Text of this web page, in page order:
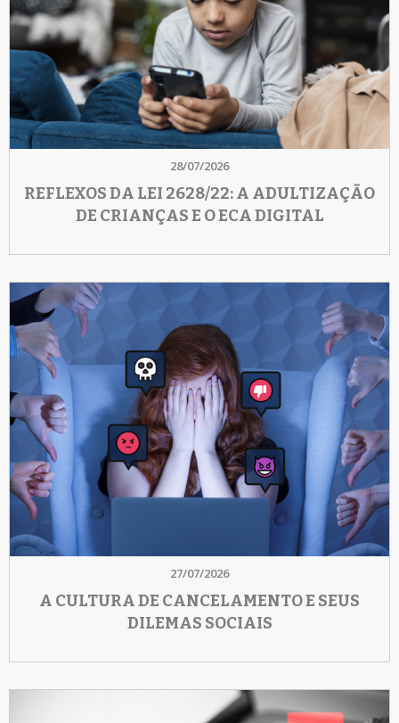
28/07/2026
REFLEXOS DA LEI 2628/22: A ADULTIZAÇÃO
DE CRIANÇAS E O ECA DIGITAL
27/07/2026
A CULTURA DE CANCELAMENTO E SEUS
DILEMAS SOCIAIS